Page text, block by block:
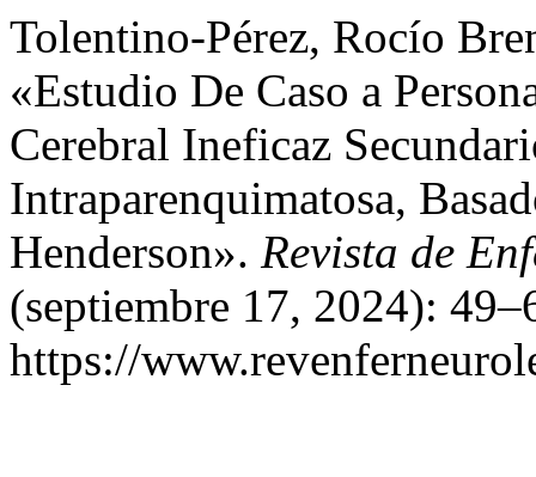
Tolentino-Pérez, Rocío
«Estudio De Caso a
Cerebral Ineficaz
Intraparenquimatosa,
Henderson». Revista de
(septiembre 17, 2024):
https://